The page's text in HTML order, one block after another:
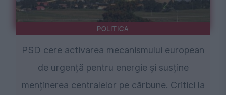
POLITICA
PSD cere activarea mecanismului european
de urgență pentru energie și susține
menținerea centralelor pe cărbune. Critici la